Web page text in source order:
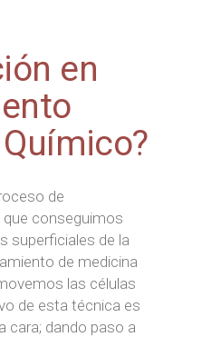
en
de
conseguimos
superficiales de la
de medicina
las células
de esta técnica es
cara; dando paso a